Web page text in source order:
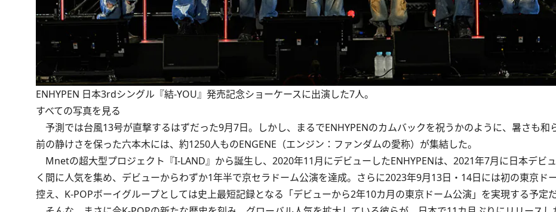
ENHYPEN 日本3rdシングル『結-YOU』発売記念ショーケースに出演した7人。
すべての写真を見る
予測では台風13号が直撃するはずだった9月7日。しかし、まるでENHYPENのカムバックを祝うかのように、暑さも和
前の静けさを保った六本木には、約1250人ものENGENE（エンジン：ファンダムの愛称）が集結した。
Mnetの超大型プロジェクト『I-LAND』から誕生し、2020年11月にデビューしたENHYPENは、2021年7月に日本デビ
く間に人気を集め、デビューからわずか1年半で京セラドーム公演を達成。さらに2023年9月13日・14日には初の東京ド
控え、K-POPボーイグループとしては史上最短記録となる「デビューから2年10カ月の東京ドーム公演」を実現する予定だ